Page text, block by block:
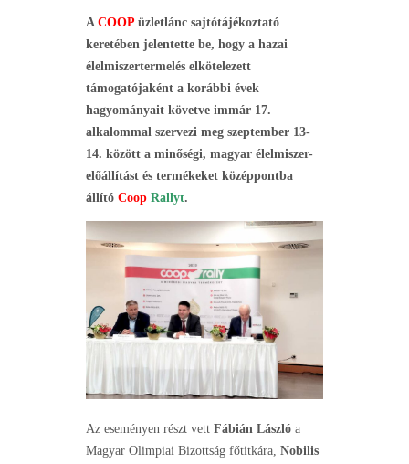
A COOP üzletlánc sajtótájékoztató
keretében jelentette be, hogy a hazai
élelmiszertermelés elkötelezett
támogatójaként a korábbi évek
hagyományait követve immár 17.
alkalommal szervezi meg szeptember 13-
14. között a minőségi, magyar élelmiszer-
előállítást és termékeket középpontba
állító Coop Rallyt.
Az eseményen részt vett Fábián László a
Magyar Olimpiai Bizottság főtitkára, Nobilis